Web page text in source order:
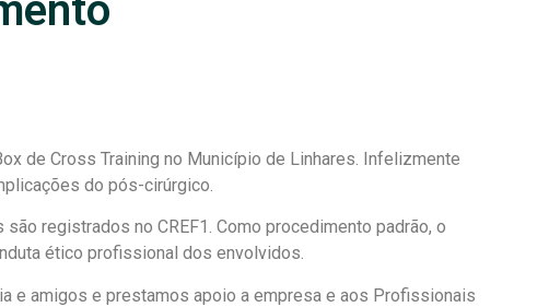
de Cross Training no Município de Linhares. Infelizmente
do pós-cirúrgico.
registrados no CREF1. Como procedimento padrão, o
ético profissional dos envolvidos.
e amigos e prestamos apoio a empresa e aos Profissionais